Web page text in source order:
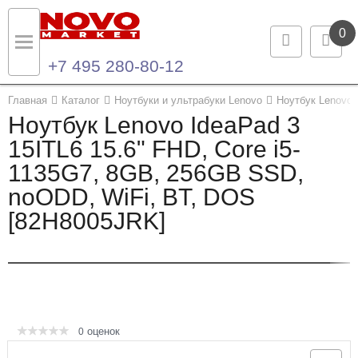
0
+7 495 280-80-12
Главная Каталог Ноутбуки и ультрабуки Lenovo Ноутбук Lenovo
Ноутбук Lenovo IdeaPad 3
15ITL6 15.6" FHD, Core i5-
1135G7, 8GB, 256GB SSD,
noODD, WiFi, BT, DOS
[82H8005JRK]
0 оценок
Назад
Каталог продукции
Ноутбуки и ультрабуки
Компьютеры
Назад
Контакты
Контактная информация